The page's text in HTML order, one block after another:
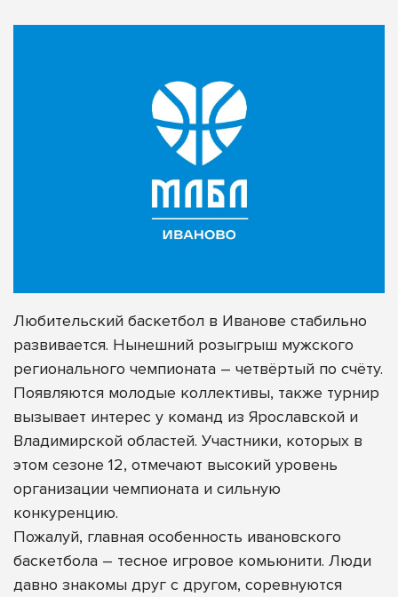
Любительский баскетбол в Иванове стабильно
развивается. Нынешний розыгрыш мужского
регионального чемпионата – четвёртый по счёту.
Появляются молодые коллективы, также турнир
вызывает интерес у команд из Ярославской и
Владимирской областей. Участники, которых в
этом сезоне 12, отмечают высокий уровень
организации чемпионата и сильную
конкуренцию.
Пожалуй, главная особенность ивановского
баскетбола – тесное игровое комьюнити. Люди
давно знакомы друг с другом, соревнуются